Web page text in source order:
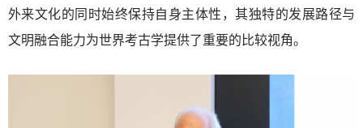
外来文化的同时始终保持自身主体性，其独特的发展路径与
文明融合能力为世界考古学提供了重要的比较视角。